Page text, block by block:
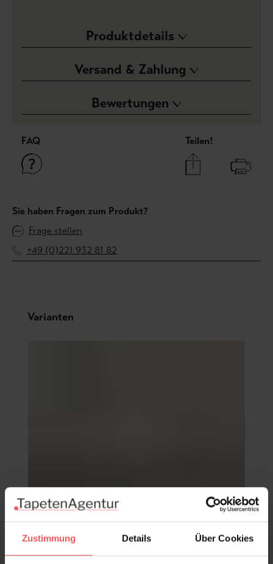
Zustimmung Details Über Cookies
Produktdetails
Versand & Zahlung
Bewertungen
FAQ Teilen!
Sie haben Fragen zum Produkt?
Frage stellen
+49 (0)221 932 81 82
Produktgalerie überspringen
Varianten